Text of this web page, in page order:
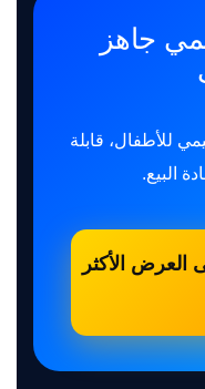
جاهز
تعليمي للأطفال، قابلة
البيع.
الأكثر